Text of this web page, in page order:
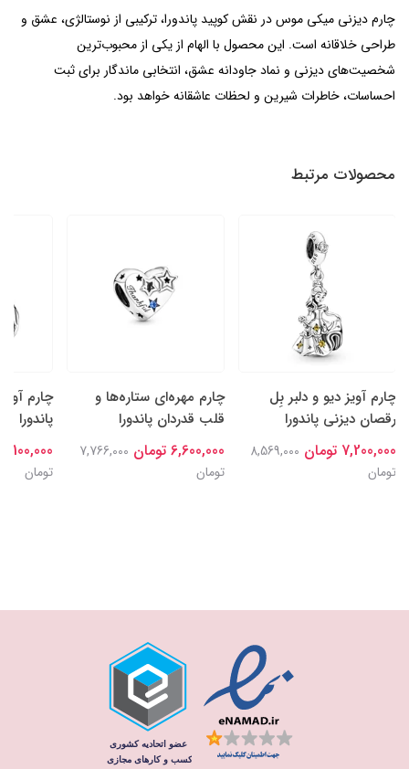
چارم دیزنی میکی موس در نقش کوپید پاندورا، ترکیبی از نوستالژی، عشق و
طراحی خلاقانه است. این محصول با الهام از یکی از محبوب‌ترین
شخصیت‌های دیزنی و نماد جاودانه عشق، انتخابی ماندگار برای ثبت
احساسات، خاطرات شیرین و لحظات عاشقانه خواهد بود.
محصولات مرتبط
چارم آویز دیو و دلبر بِل
رقصان دیزنی پاندورا
7,200,000 تومان
8,569,000
تومان
چارم مهره‌ای ستاره‌ها و
قلب قدردان پاندورا
6,600,000 تومان
7,766,000
تومان
چارم
پاندورا
7,100,000 تومان
تومان